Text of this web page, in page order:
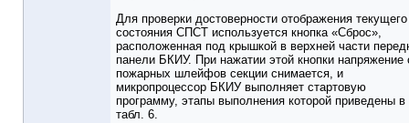
Для проверки достоверности отображения текущего
состояния СПСТ используется кнопка «Сброс»,
расположенная под крышкой в верхней части
панели БКИУ. При нажатии этой кнопки напряжение
пожарных шлейфов секции снимается, и
микропроцессор БКИУ выполняет стартовую
программу, этапы выполнения которой приведены в
табл. 6.